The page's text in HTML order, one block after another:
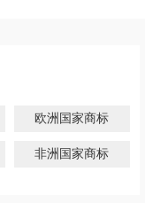
欧洲国家商标
非洲国家商标